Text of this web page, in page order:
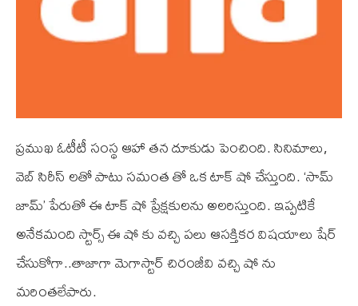
ప్రముఖ ఓటీటీ సంస్థ ఆహా తన దూకుడు పెంచింది. సినిమాలు,
వెబ్ సిరీస్ లతో పాటు సమంత తో ఒక టాక్ షో చేస్తుంది. ‘సామ్
జామ్’ పేరుతో ఈ టాక్ షో ప్రేక్షకులను అలరిస్తుంది. ఇప్పటికే
అనేకమంది స్టార్స్ ఈ షో కు వచ్చి పలు ఆసక్తికర విషయాలు షేర్
చేసుకోగా..తాజాగా మెగాస్టార్ చిరంజీవి వచ్చి షో ను
మరింతలేపారు.